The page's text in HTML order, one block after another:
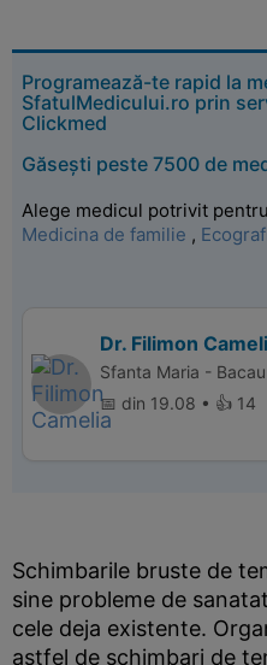
Programează-te rapid la
SfatulMedicului.ro prin
Clickmed
Găsești peste 7500 de
Alege medicul potrivit
Medicina de familie ,
Dr. Filimon
Sfanta Maria -
📅 din 19.08 • 👍 14
Schimbarile bruste de
sine probleme de
cele deja existente.
astfel de schimbari de